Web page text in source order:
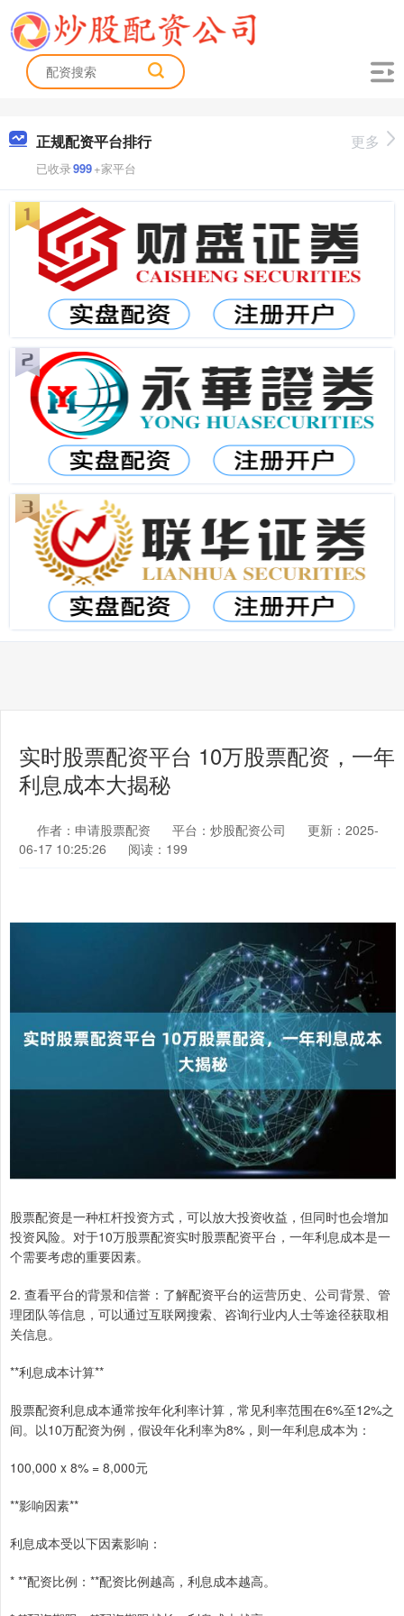
正规配资平台排行
已收录999+家平台
更多
实时股票配资平台 10万股票配资，一年
利息成本大揭秘
作者：申请股票配资 平台：炒股配资公司
更新：2025-
06-17 10:25:26
阅读：199
股票配资是一种杠杆投资方式，可以放大投资收益，但同时也会增加
投资风险。对于10万股票配资实时股票配资平台，一年利息成本是一
个需要考虑的重要因素。
2. 查看平台的背景和信誉：了解配资平台的运营历史、公司背景、管
理团队等信息，可以通过互联网搜索、咨询行业内人士等途径获取相
关信息。
**利息成本计算**
股票配资利息成本通常按年化利率计算，常见利率范围在6%至12%之
间。以10万配资为例，假设年化利率为8%，则一年利息成本为：
100,000 x 8% = 8,000元
**影响因素**
利息成本受以下因素影响：
* **配资比例：**配资比例越高，利息成本越高。